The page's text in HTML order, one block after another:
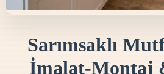
Sarımsaklı
İmalat-Montaj